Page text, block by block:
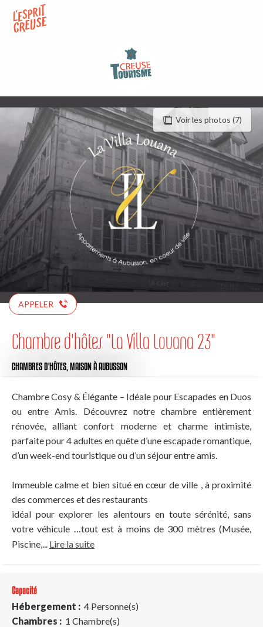
contenu
Voir les photos (7)
APPELER
Chambre d'hôtes "La Villa Louana 23"
CHAMBRES D'HÔTES, MAISONÀ AUBUSSON
Chambre Cosy & Élégante – Idéale pour Escapades en Duos
ou entre Amis. Découvrez notre chambre entièrement
rénovée, alliant confort moderne et charme intimiste,
parfaite pour 4 adultes en quête d’une escapade romantique,
d’un week-end touristique ou d’un séjour entre amis.
Immeuble calme et bien situé en cœur de ville , à proximité
des commerces et des restaurants
idéal pour explorer les alentours en toute sérénité, sans
votre véhicule …tout est à moins de 300 mètres (Musée,
Piscine,... Lire la suite
Capacité
Hébergement : 4 Personne(s)
Chambres : 1 Chambre(s)